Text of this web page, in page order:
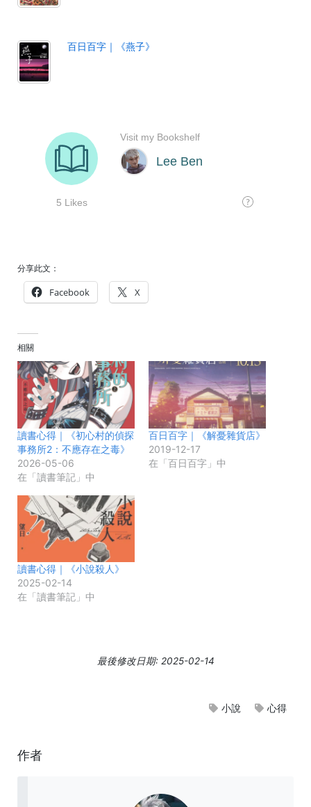
百日百字｜《燕子》
分享此文：
Facebook X
相關
讀書心得｜《初心村的偵探
事務所2：不應存在之毒》
2026-05-06
在「讀書筆記」中
百日百字｜《解憂雜貨店》
2019-12-17
在「百日百字」中
讀書心得｜《小說殺人》
2025-02-14
在「讀書筆記」中
最後修改日期: 2025-02-14
小說 心得
作者